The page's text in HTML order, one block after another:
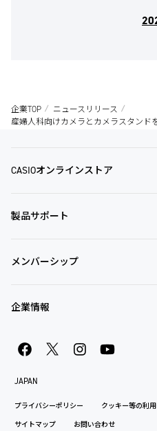
企業TOP
ニュースリリース
産婦人科向けカメラとカメラスタンド
CASIOオンラインストア
製品サポート
メンバーシップ
企業情報
プライバシーポリシー クッキー等の利
サイトマップ お問い合わせ
JAPAN